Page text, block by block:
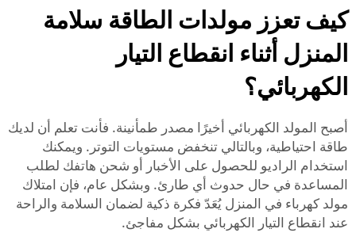
كيف تعزز مولدات الطاقة سلامة
المنزل أثناء انقطاع التيار
الكهربائي؟
أصبح المولد الكهربائي أخيرًا مصدر طمأنينة. فأنت تعلم أن لديك
طاقة احتياطية، وبالتالي تنخفض مستويات التوتر. ويمكنك
استخدام الراديو للحصول على الأخبار أو شحن هاتفك لطلب
المساعدة في حال حدوث أي طارئ. وبشكل عام، فإن امتلاك
مولد كهرباء في المنزل يُعَدّ فكرة ذكية لضمان السلامة والراحة
عند انقطاع التيار الكهربائي بشكل مفاجئ.